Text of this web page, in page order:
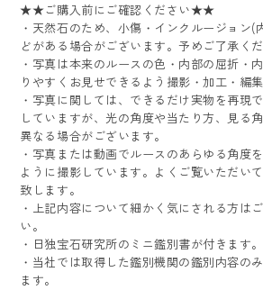
★★ご購入前にご確認ください★★
・天然石のため、小傷・インクルージョン(
どがある場合がございます。予めご了承くだ
・写真は本来のルースの色・内部の屈折・
りやすくお見せできるよう撮影・加工・編
・写真に関しては、できるだけ実物を再現
していますが、光の角度や当たり方、見る
異なる場合がございます。
・写真または動画でルースのあらゆる角度
ように撮影しています。よくご覧いただい
致します。
・上記内容について細かく気にされる方は
い。
・日独宝石研究所のミニ鑑別書が付きます。
・当社では取得した鑑別機関の鑑別内容の
ます。